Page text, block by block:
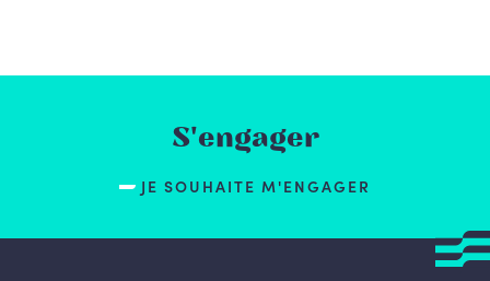
S'engager
JE SOUHAITE M'ENGAGER